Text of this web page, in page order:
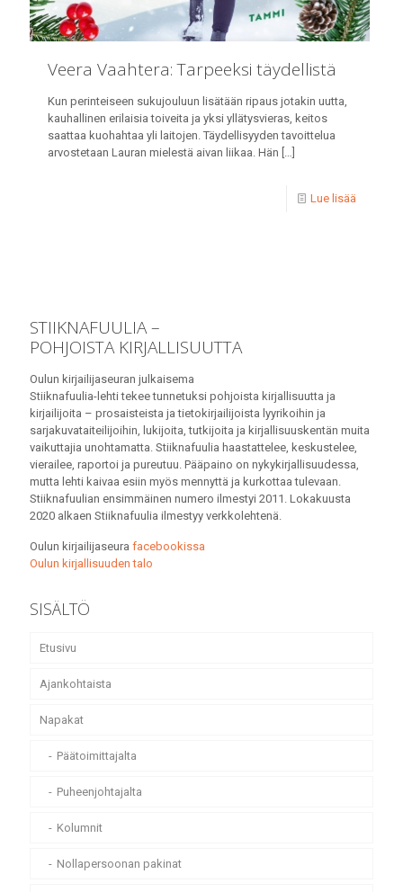
Veera Vaahtera: Tarpeeksi täydellistä
Kun perinteiseen sukujouluun lisätään ripaus jotakin uutta,
kauhallinen erilaisia toiveita ja yksi yllätysvieras, keitos
saattaa kuohahtaa yli laitojen. Täydellisyyden tavoittelua
arvostetaan Lauran mielestä aivan liikaa. Hän […]
Lue lisää
STIIKNAFUULIA –
POHJOISTA KIRJALLISUUTTA
Oulun kirjailijaseuran julkaisema
Stiiknafuulia-lehti tekee tunnetuksi pohjoista kirjallisuutta ja
kirjailijoita – prosaisteista ja tietokirjailijoista lyyrikoihin ja
sarjakuvataiteilijoihin, lukijoita, tutkijoita ja kirjallisuuskentän muita
vaikuttajia unohtamatta. Stiiknafuulia haastattelee, keskustelee,
vierailee, raportoi ja pureutuu. Pääpaino on nykykirjallisuudessa,
mutta lehti kaivaa esiin myös mennyttä ja kurkottaa tulevaan.
Stiiknafuulian ensimmäinen numero ilmestyi 2011. Lokakuusta
2020 alkaen Stiiknafuulia ilmestyy verkkolehtenä.
Oulun kirjailijaseura facebookissa
Oulun kirjallisuuden talo
SISÄLTÖ
Etusivu
Ajankohtaista
Napakat
Päätoimittajalta
Puheenjohtajalta
Kolumnit
Nollapersoonan pakinat